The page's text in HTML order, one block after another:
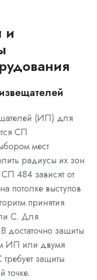
и
(ИП) для
СП
мест
радиусы их зон
484 зависят от
потолке выступов
принятия
C. Для
достаточно защиты
ИП или двумя
защиты